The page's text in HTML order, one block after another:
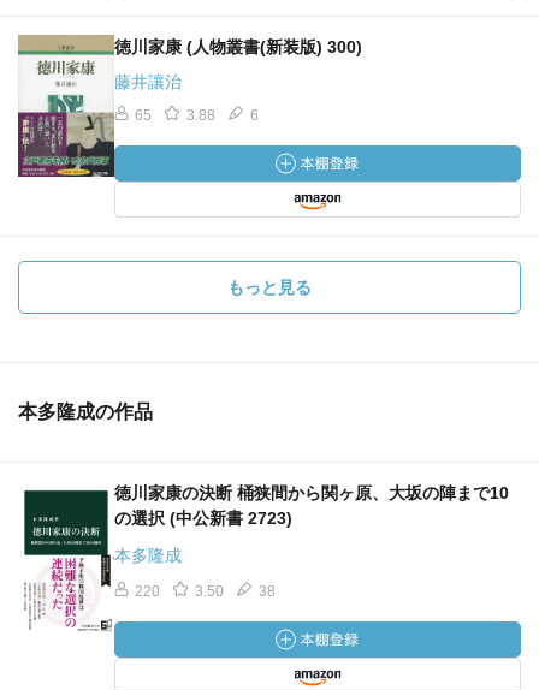
徳川家康 (人物叢書(新装版) 300)
藤井讓治
65 3.88 6
もっと見る
本多隆成の作品
徳川家康の決断 桶狭間から関ヶ原、大坂の陣まで10
の選択 (中公新書 2723)
本多隆成
220 3.50 38